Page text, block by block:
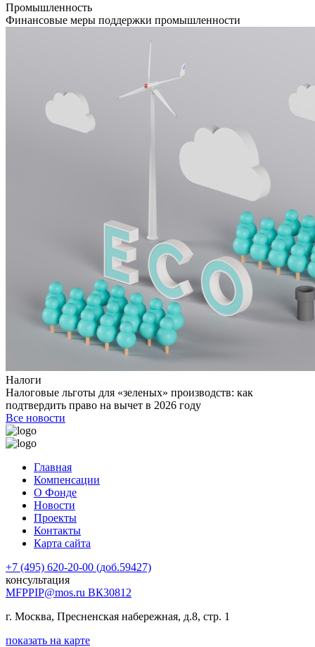
Промышленность
Финансовые меры поддержки промышленности
Налоги
Налоговые льготы для «зеленых» производств: как
подтвердить право на вычет в 2026 году
Все новости
Главная
Компенсации
О Фонде
Новости
Проекты
Контакты
Карта сайта
+7 (495) 620-20-00 (доб.59427)
консультация
MFPPIP@mos.ru ВК30812
г. Москва, Пресненская набережная, д.8, стр. 1
показать на карте